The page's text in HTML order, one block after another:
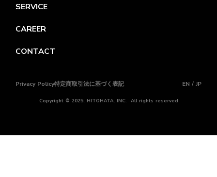
SERVICE
CAREER
CONTACT
Privacy Policy特定商取引法に基づく表記 EN / JP
Copyright © 2025, HITOHATA, INC. All rights reserved